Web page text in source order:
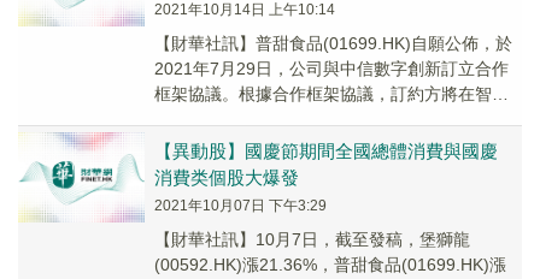
2021年10月14日 上午10:14
【財華社訊】普甜食品(01699.HK)自願公佈，於
2021年7月29日，公司與中信數字創新訂立合作
框架協議。根據合作框架協議，訂約方將在智慧
【異動股】國慶節期間全國總體消費與國慶
消費类個股大爆發
2021年10月07日 下午3:29
【財華社訊】10月7日，截至發稿，堡獅龍
(00592.HK)漲21.36%，普甜食品(01699.HK)漲